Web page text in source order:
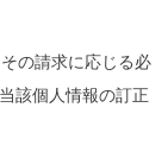
の請求に応じる必
該個人情報の訂正